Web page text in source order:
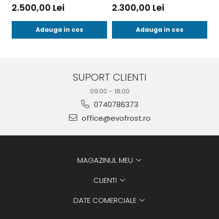
2.500,00 Lei
Adauga in cos
2.300,00 Lei
Adauga in cos
SUPORT CLIENTI
09:00 - 18:00
0740786373
office@evofrost.ro
MAGAZINUL MEU
CLIENTI
DATE COMERCIALE